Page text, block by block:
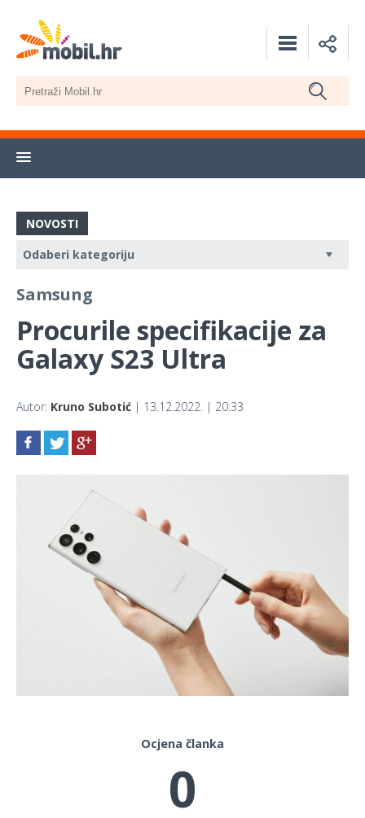
NOVOSTI
Samsung
Procurile specifikacije za
Galaxy S23 Ultra
Autor: Kruno Subotić | 13.12.2022. | 20:33
Ocjena članka
0